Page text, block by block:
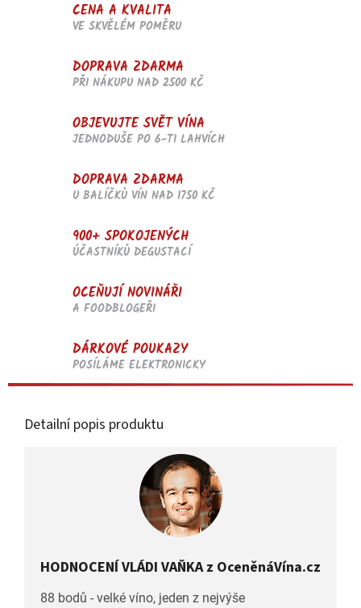
CENA A KVALITA
VE SKVĚLÉM POMĚRU
DOPRAVA ZDARMA
PŘI NÁKUPU NAD 2500 KČ
OBJEVUJTE SVĚT VÍNA
JEDNODUŠE PO 6-TI LAHVÍCH
DOPRAVA ZDARMA
U BALÍČKŮ VÍN NAD 1750 KČ
900+ SPOKOJENÝCH
ÚČASTNÍKŮ DEGUSTACÍ
OCEŇUJÍ NOVINÁŘI
A FOODBLOGEŘI
DÁRKOVÉ POUKAZY
POSÍLÁME ELEKTRONICKY
Detailní popis produktu
HODNOCENÍ VLÁDI VAŇKA z OceněnáVína.cz
88 bodů - velké víno, jeden z nejvýše